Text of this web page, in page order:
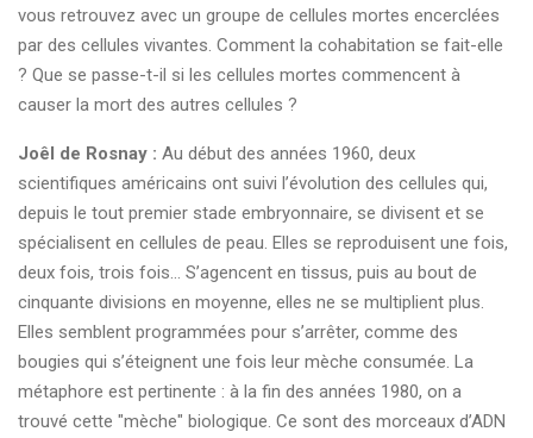
vous retrouvez avec un groupe de cellules mortes encerclées
par des cellules vivantes. Comment la cohabitation se fait-elle
? Que se passe-t-il si les cellules mortes commencent à
causer la mort des autres cellules ?
Joêl de Rosnay : Au début des années 1960, deux
scientifiques américains ont suivi l’évolution des cellules qui,
depuis le tout premier stade embryonnaire, se divisent et se
spécialisent en cellules de peau. Elles se reproduisent une fois,
deux fois, trois fois… S’agencent en tissus, puis au bout de
cinquante divisions en moyenne, elles ne se multiplient plus.
Elles semblent programmées pour s’arrêter, comme des
bougies qui s’éteignent une fois leur mèche consumée. La
métaphore est pertinente : à la fin des années 1980, on a
trouvé cette "mèche" biologique. Ce sont des morceaux d’ADN